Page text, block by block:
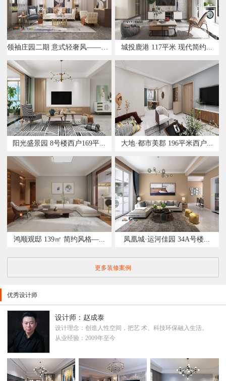
阳光盛景园 8号楼西户169平...
鸿顺观邸 139㎡ 简约风格—...
城投鹿港 117平米 现代简约...
大地·都市美郡 196平米西户...
凤凰城·运河佳园 34A号楼...
更多装修案例
优秀设计师
设计师：赵成泰
设计理念：创造人性空间，把艺 术、科技环保融入生活。
从业经验：2009年至今